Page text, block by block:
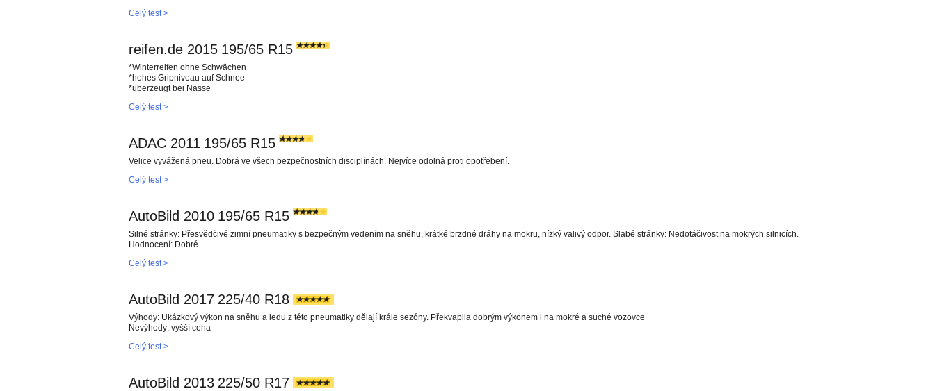
Celý test >
reifen.de 2015 195/65 R15
*Winterreifen ohne Schwächen
*hohes Gripniveau auf Schnee
*überzeugt bei Nässe
Celý test >
ADAC 2011 195/65 R15
Velice vyvážená pneu. Dobrá ve všech bezpečnostních disciplínách. Nejvíce odolná proti opotřebení.
Celý test >
AutoBild 2010 195/65 R15
Silné stránky: Přesvědčivé zimní pneumatiky s bezpečným vedením na sněhu, krátké brzdné dráhy na mokru, nízký valivý odpor. Slabé stránky: Nedotáčivost na mokrých silnicích.
Hodnocení: Dobré.
Celý test >
AutoBild 2017 225/40 R18
Výhody: Ukázkový výkon na sněhu a ledu z této pneumatiky dělají krále sezóny. Překvapila dobrým výkonem i na mokré a suché vozovce
Nevýhody: vyšší cena
Celý test >
AutoBild 2013 225/50 R17